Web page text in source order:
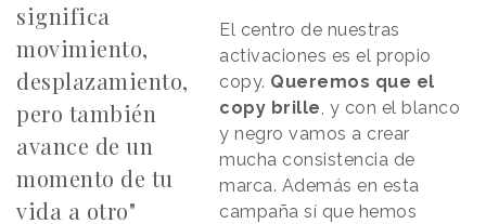
significa
movimiento,
desplazamiento,
pero también
avance de un
momento de tu
vida a otro"
El centro de nuestras
activaciones es el propio
copy. Queremos que el
copy brille, y con el blanco
y negro vamos a crear
mucha consistencia de
marca. Además en esta
campaña sí que hemos